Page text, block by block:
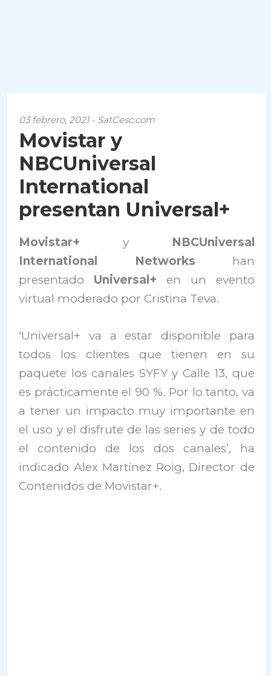
03 febrero, 2021 - SatCesc.com
Movistar y
NBCUniversal
International
presentan Universal+
Movistar+ y NBCUniversal
International Networks han
presentado Universal+ en un evento
virtual moderado por Cristina Teva.
‘Universal+ va a estar disponible para
todos los clientes que tienen en su
paquete los canales SYFY y Calle 13, que
es prácticamente el 90 %. Por lo tanto, va
a tener un impacto muy importante en
el uso y el disfrute de las series y de todo
el contenido de los dos canales’, ha
indicado Alex Martínez Roig, Director de
Contenidos de Movistar+.